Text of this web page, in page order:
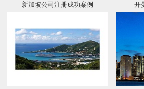
新加坡公司注册成功案例 开